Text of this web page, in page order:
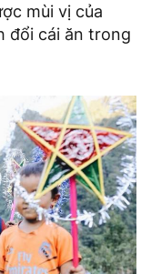
mùi vị của
đổi cái ăn trong